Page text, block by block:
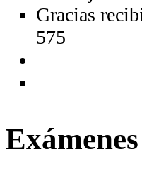
Gracias
575